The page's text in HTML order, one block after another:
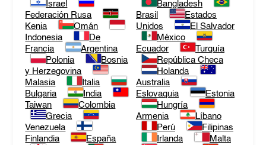
Israel
Federación Rusa
Kenia
Omán
Indonesia
De
Francia
Argentina
Polonia
Bosnia
y Herzegovina
Malasia
Italia
Bulgaria
India
Taiwan
Colombia
Grecia
Venezuela
Finlandia
España
Bangladesh
Brasil
Estados
Unidos
El Salvador
México
Ecuador
Turquía
República Checa
Holanda
Australia
Eslovaquia
Estonia
Hungría
Armenia
Líbano
Perú
Filipinas
Irlanda
Malta